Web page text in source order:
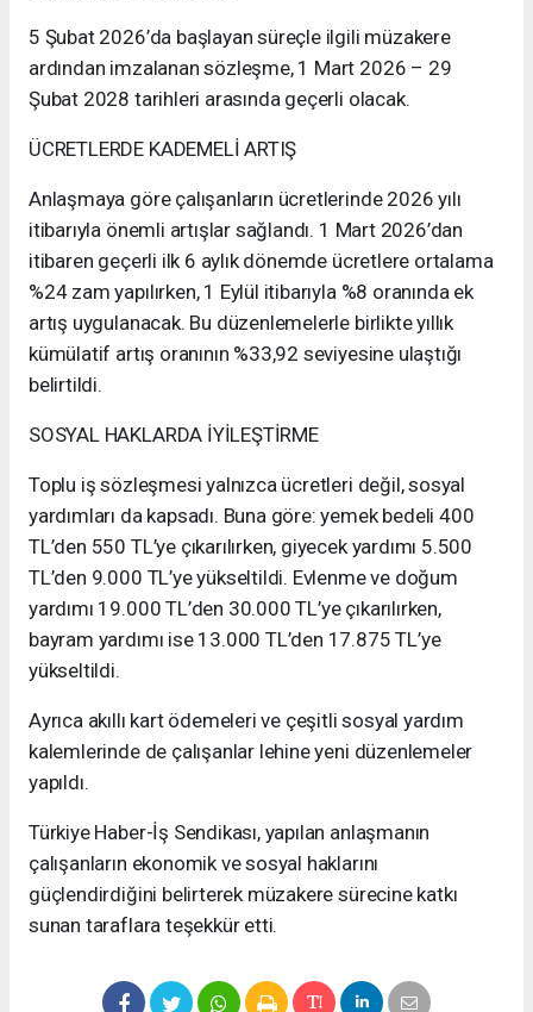
5 Şubat 2026’da başlayan süreçle ilgili müzakere
ardından imzalanan sözleşme, 1 Mart 2026 – 29
Şubat 2028 tarihleri arasında geçerli olacak.
ÜCRETLERDE KADEMELİ ARTIŞ
Anlaşmaya göre çalışanların ücretlerinde 2026 yılı
itibarıyla önemli artışlar sağlandı. 1 Mart 2026’dan
itibaren geçerli ilk 6 aylık dönemde ücretlere ortalama
%24 zam yapılırken, 1 Eylül itibarıyla %8 oranında ek
artış uygulanacak. Bu düzenlemelerle birlikte yıllık
kümülatif artış oranının %33,92 seviyesine ulaştığı
belirtildi.
SOSYAL HAKLARDA İYİLEŞTİRME
Toplu iş sözleşmesi yalnızca ücretleri değil, sosyal
yardımları da kapsadı. Buna göre: yemek bedeli 400
TL’den 550 TL’ye çıkarılırken, giyecek yardımı 5.500
TL’den 9.000 TL’ye yükseltildi. Evlenme ve doğum
yardımı 19.000 TL’den 30.000 TL’ye çıkarılırken,
bayram yardımı ise 13.000 TL’den 17.875 TL’ye
yükseltildi.
Ayrıca akıllı kart ödemeleri ve çeşitli sosyal yardım
kalemlerinde de çalışanlar lehine yeni düzenlemeler
yapıldı.
Türkiye Haber-İş Sendikası, yapılan anlaşmanın
çalışanların ekonomik ve sosyal haklarını
güçlendirdiğini belirterek müzakere sürecine katkı
sunan taraflara teşekkür etti.